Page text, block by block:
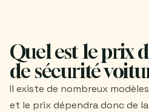
Quel est le prix
de sécurité
Il existe de nombreux
et le prix dépendra donc de